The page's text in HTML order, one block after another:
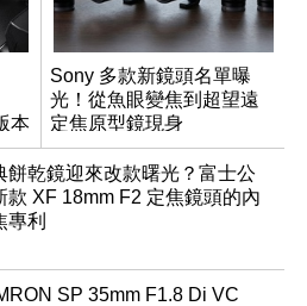
本
Sony 多款新鏡頭名單曝
光！從魚眼變焦到超望遠
定焦原型鏡現身
餅乾鏡迎來改款曙光？富士公
款 XF 18mm F2 定焦鏡頭的內
專利
SP 35mm F1.8 Di VC